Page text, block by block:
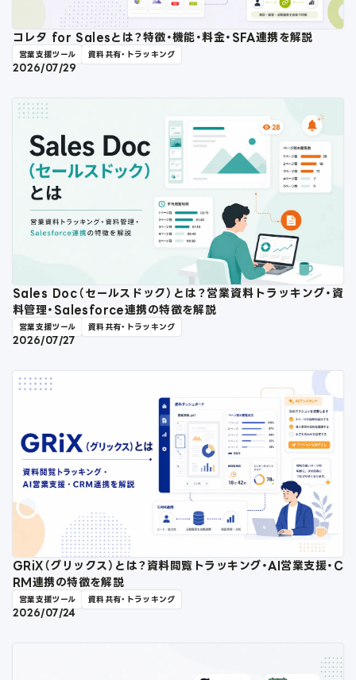
コレタ for Salesとは？特徴・機能・料金・SFA連携を解説
営業支援ツール 資料共有・トラッキング
2026/07/29
Sales Doc（セールスドック）とは？営業資料トラッキング・資
料管理・Salesforce連携の特徴を解説
営業支援ツール 資料共有・トラッキング
2026/07/27
GRiX（グリックス）とは？資料閲覧トラッキング・AI営業支援・C
RM連携の特徴を解説
営業支援ツール 資料共有・トラッキング
2026/07/24